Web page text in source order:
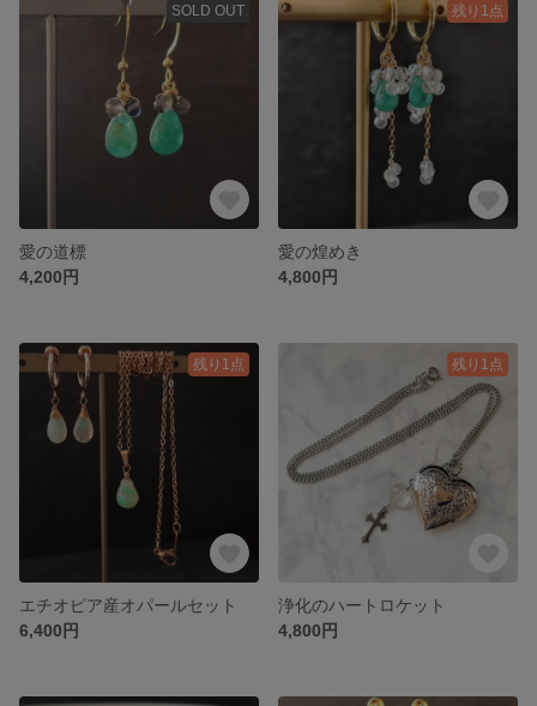
SOLD OUT
愛の道標
4,200円
残り1点
愛の煌めき
4,800円
残り1点
エチオピア産オパールセット
6,400円
残り1点
浄化のハートロケット
4,800円